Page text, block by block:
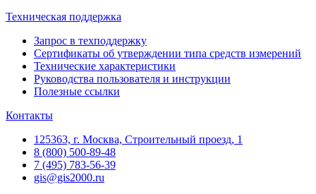
Техническая поддержка
Запрос в техподдержку
Сертификаты об утверждении типа средств измерений
Технические характеристики
Руководства пользователя и инструкции
Полезные ссылки
Контакты
125363, г. Москва, Строительный проезд, 1
8 (800) 500-89-48
7 (495) 783-56-39
gis@gis2000.ru